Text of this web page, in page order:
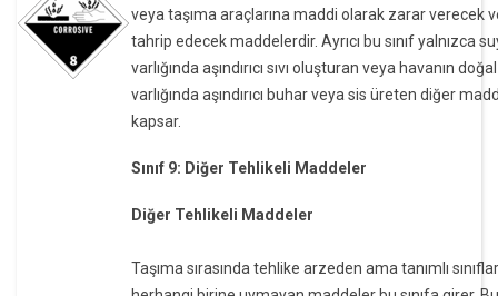
veya taşıma araçlarına maddi olarak zarar verecek
tahrip edecek maddelerdir. Ayrıcı bu sınıf yalnızca
varlığında aşındırıcı sıvı oluşturan veya havanın
varlığında aşındırıcı buhar veya sis üreten diğer
kapsar.
Sınıf 9: Diğer Tehlikeli Maddeler
Diğer Tehlikeli Maddeler
Taşıma sırasında tehlike arzeden ama tanımlı